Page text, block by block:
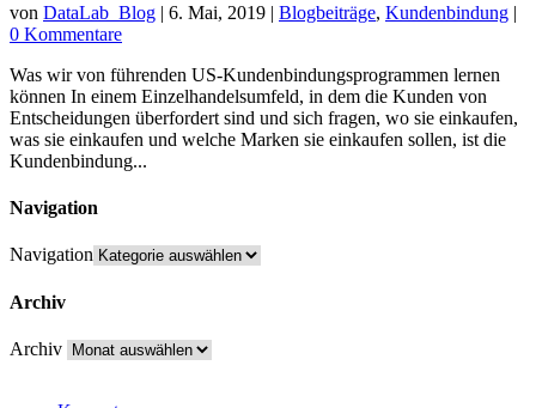
von DataLab_Blog | 6. Mai, 2019 | Blogbeiträge, Kundenbindung |
0 Kommentare
Was wir von führenden US-Kundenbindungsprogrammen lernen
können In einem Einzelhandelsumfeld, in dem die Kunden von
Entscheidungen überfordert sind und sich fragen, wo sie einkaufen,
was sie einkaufen und welche Marken sie einkaufen sollen, ist die
Kundenbindung...
Navigation
Navigation
Archiv
Archiv